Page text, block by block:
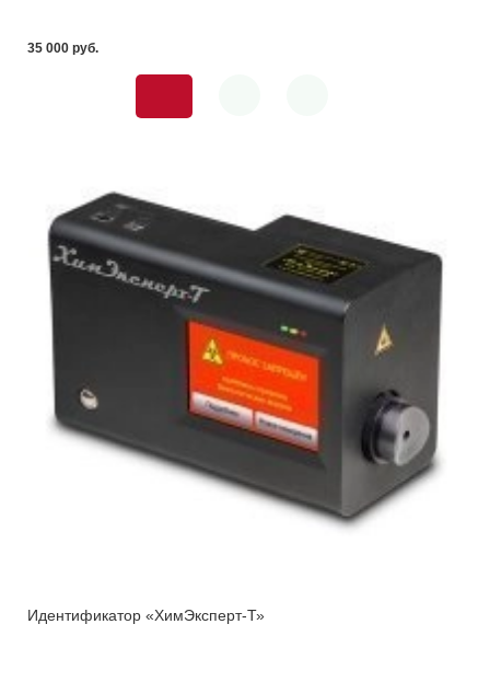
35 000 pуб.
Идентификатор «ХимЭксперт-Т»